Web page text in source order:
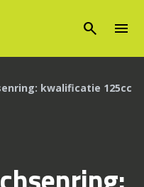
search menu
kwalificatie 125cc